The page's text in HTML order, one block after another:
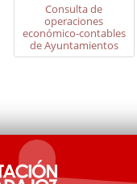
Consulta de
operaciones
económico-contables
de Ayuntamientos